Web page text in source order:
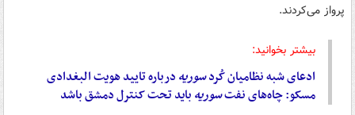
پرواز می‌کردند.
بیشتر بخوانید:
ادعای شبه نظامیان کُردسوریهدرباره تایید هویت البغدادی
مسکو: چاه‌های نفتسوریهباید تحت کنترل دمشق باشد